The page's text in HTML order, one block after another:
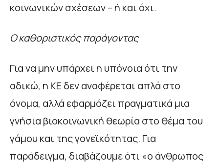
κοινωνικών σχέσεων – ή και όχι.
Ο καθοριστικός παράγοντας
Για να μην υπάρχει η υπόνοια ότι την
αδικώ, η ΚΕ δεν αναφέρεται απλά στο
όνομα, αλλά εφαρμόζει πραγματικά μια
γνήσια βιοκοινωνική θεωρία στο θέμα του
γάμου και της γονεϊκότητας. Για
παράδειγμα, διαβάζουμε ότι «ο άνθρωπος